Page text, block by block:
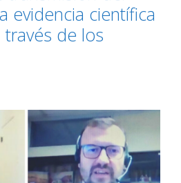
evidencia científica
de los